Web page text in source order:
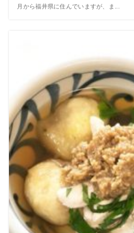
月から福井県に住んでいますが、ま...